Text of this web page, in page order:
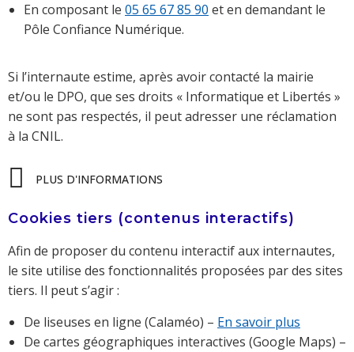
En composant le 05 65 67 85 90 et en demandant le
Pôle Confiance Numérique.
Si l’internaute estime, après avoir contacté la mairie
et/ou le DPO, que ses droits « Informatique et Libertés »
ne sont pas respectés, il peut adresser une réclamation
à la CNIL.
PLUS D'INFORMATIONS
Cookies tiers (contenus interactifs)
Afin de proposer du contenu interactif aux internautes,
le site utilise des fonctionnalités proposées par des sites
tiers. Il peut s’agir :
De liseuses en ligne (Calaméo) – En savoir plus
De cartes géographiques interactives (Google Maps) –